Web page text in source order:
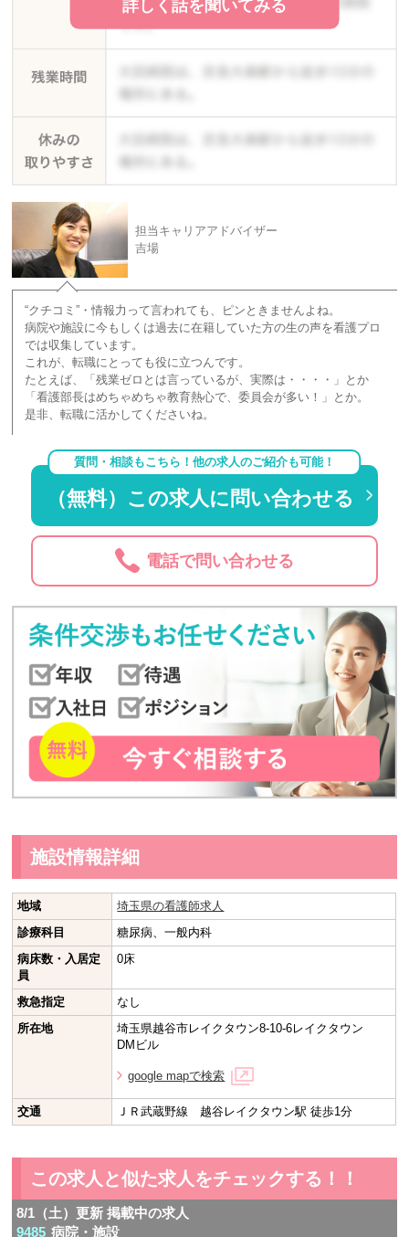
詳しく話を聞いてみる
担当キャリアアドバイザー
吉場
“クチコミ”・情報力って言われても、ピンときませんよね。
病院や施設に今もしくは過去に在籍していた方の生の声を看護プロ
では収集しています。
これが、転職にとっても役に立つんです。
たとえば、「残業ゼロとは言っているが、実際は・・・・」とか
「看護部長はめちゃめちゃ教育熱心で、委員会が多い！」とか。
是非、転職に活かしてくださいね。
質問・相談もこちら！他の求人のご紹介も可能！
（無料）この求人に問い合わせる
電話で問い合わせる
施設情報詳細
地域
埼玉県の看護師求人
診療科目
糖尿病、一般内科
病床数・入居定
員
0床
救急指定
なし
所在地
埼玉県越谷市レイクタウン8-10-6レイクタウン
DMビル
google mapで検索
交通 ＪＲ武蔵野線 越谷レイクタウン駅 徒歩1分
この求人と似た求人をチェックする！！
8/1（土）更新 掲載中の求人
9485 病院・施設